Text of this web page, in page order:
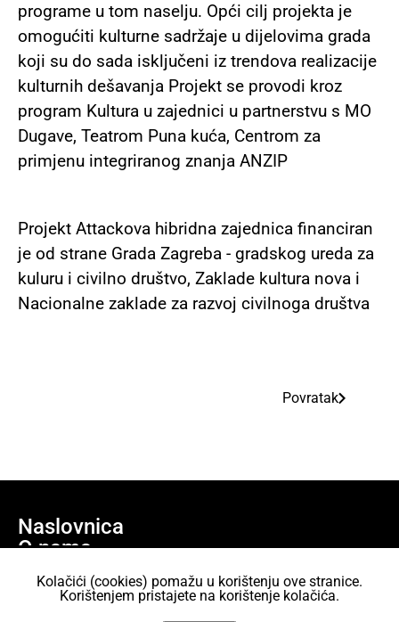
programe u tom naselju. Opći cilj projekta je
omogućiti kulturne sadržaje u dijelovima grada
koji su do sada isključeni iz trendova realizacije
kulturnih dešavanja Projekt se provodi kroz
program Kultura u zajednici u partnerstvu s MO
Dugave, Teatrom Puna kuća, Centrom za
primjenu integriranog znanja ANZIP
Projekt Attackova hibridna zajednica financiran
je od strane Grada Zagreba - gradskog ureda za
kuluru i civilno društvo, Zaklade kultura nova i
Nacionalne zaklade za razvoj civilnoga društva
Povratak
Naslovnica
O nama
Učlani se
Projekti
Kolačići (cookies) pomažu u korištenju ove stranice.
Korištenjem pristajete na korištenje kolačića.